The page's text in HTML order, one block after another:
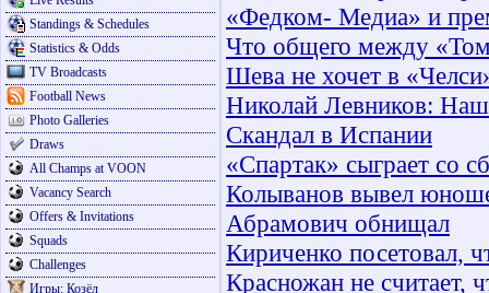
Standings & Schedules
Statistics & Odds
TV Broadcasts
Football News
Photo Galleries
Draws
All Champs at VOON
Vacancy Search
Offers & Invitations
Squads
Challenges
Игры: Козёл
«Федком- Медиа» и
Что общего между
Шева не хочет в
Николай Левников:
Скандал в Испании
«Спартак» сыграет со
Колыванов вывел
Абрамович обнищал
Кириченко посетовал,
Красножан не считает,